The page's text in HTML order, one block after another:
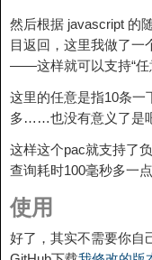
然后根据 javascript 的
目返回，这里我做了一
——这样就可以支持“任
这里的任意是指10条一
多……也没有意义了是
这样这个pac就支持了
查询耗时100毫秒多一
使用
好了，其实不需要你自